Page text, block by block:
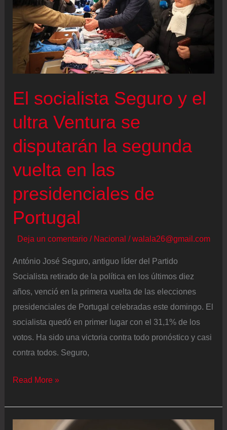
Félix
Lafaurie
y
guarda
silencio
la
de
María
Fernanda
Cabal
El socialista Seguro y el
ultra Ventura se
disputarán la segunda
vuelta en las
presidenciales de
Portugal
Deja un comentario / Nacional /walala26@gmail.com
António José Seguro, antiguo líder del Partido
Socialista retirado de la política en los últimos diez
años, venció en la primera vuelta de las elecciones
presidenciales de Portugal celebradas este domingo. El
socialista quedó en primer lugar con el 31,1% de los
votos. Ha sido una victoria contra todo pronóstico y casi
contra todos. Seguro,
El
Seguro
Read More »